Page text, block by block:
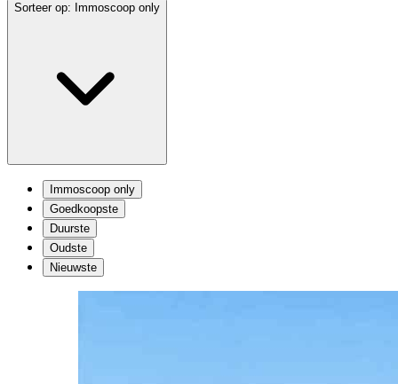
Sorteer op: Immoscoop only
Immoscoop only
Goedkoopste
Duurste
Oudste
Nieuwste